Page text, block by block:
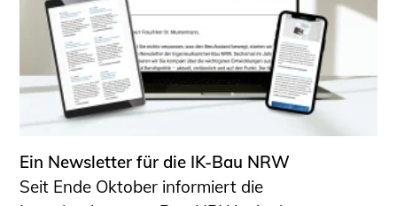
Ein Newsletter für die IK-Bau NRW
Seit Ende Oktober informiert die